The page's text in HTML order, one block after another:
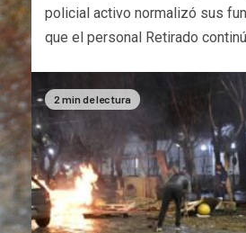
policial activo normalizó sus
que el personal Retirado
2 min de lectura